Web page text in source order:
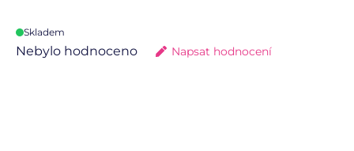
Skladem
Nebylo hodnoceno Napsat hodnocení